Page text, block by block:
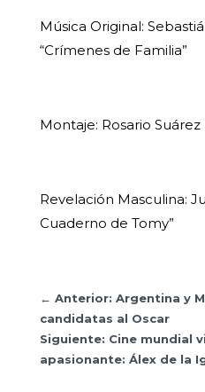
Música Original:
“Crímenes de Familia”
Montaje: Rosario Suárez
Revelación Masculina:
Cuaderno de Tomy”
← Anterior: Argentina y
candidatas al Oscar
Siguiente: Cine mundial
apasionante: Álex de la